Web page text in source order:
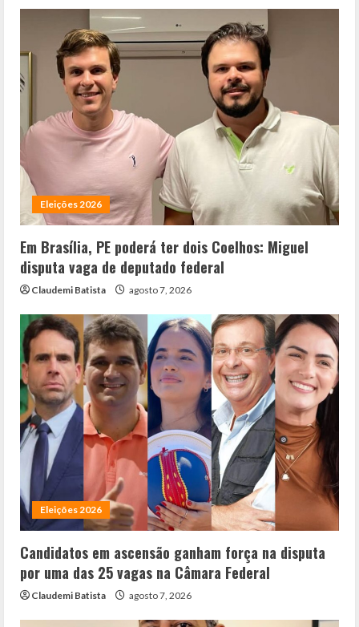
Eleições 2026
Em Brasília, PE poderá ter dois Coelhos: Miguel
disputa vaga de deputado federal
Claudemi Batista agosto 7, 2026
Eleições 2026
Candidatos em ascensão ganham força na disputa
por uma das 25 vagas na Câmara Federal
Claudemi Batista agosto 7, 2026